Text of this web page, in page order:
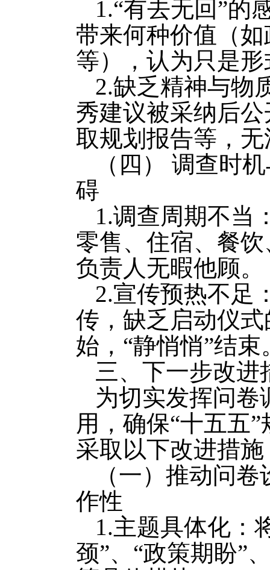
1.“有去无回”的
带来何种价值（
等），认为只是
2.缺乏精神与物
秀建议被采纳后
取规划报告等，
（四） 调查时
碍
1.调查周期不当
零售、住宿、餐
负责人无暇他顾。
2.宣传预热不足
传，缺乏启动仪
始，“静悄悄”结束
三、下一步改进
为切实发挥问卷
用，确保“十五五
采取以下改进措施
（一）推动问
作性
1.主题具体化：
颈”、“政策期盼”